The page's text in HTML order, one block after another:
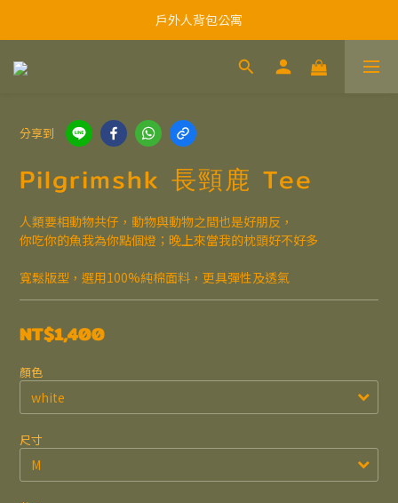
戶外人背包公寓
分享到
Pilgrimshk 長頸鹿 Tee
人類要相動物共仔，動物與動物之間也是好朋反，
你吃你的魚我為你點個燈；晚上來當我的枕頭好不好多
寬鬆版型，選用100%純棉面料，更具彈性及透氣
NT$1,400
顏色
尺寸